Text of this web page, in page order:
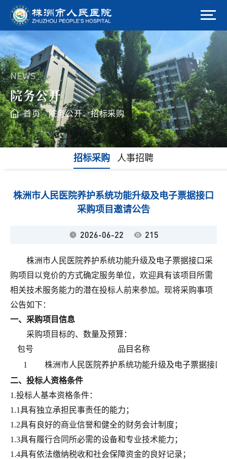
NEWS
院务公开
首页>院务公开>招标采购
招标采购 人事招聘
株洲市人民医院养护系统功能升级及电子票据接口
采购项目邀请公告
2026-06-22 215
株洲市人民医院养护系统功能升级及电子票据接口采
购项目 以竞价的方式确定服务单位，欢迎具有该项目所需
相关技术服务能力的潜在投标人前来参加。现将采购事项
公告如下：
一、采购项目信息
采购项目标的、数量及预算：
包号
品目名称
1
株洲市人民医院养护系统功能升级及电子票据接口
二、投标人资格条件
1.投标人基本资格条件：
1.1具有独立承担民事责任的能力；
1.2具有良好的商业信誉和健全的财务会计制度；
1.3具有履行合同所必需的设备和专业技术能力；
1.4具有依法缴纳税收和社会保障资金的良好记录；